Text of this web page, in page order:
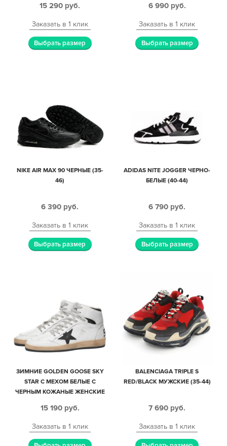
15 290 руб.
Заказать в 1 клик
Выбрать размер
6 990 руб.
Заказать в 1 клик
Выбрать размер
NIKE AIR MAX 90 ЧЕРНЫЕ (35-
46)
6 390 руб.
Заказать в 1 клик
Выбрать размер
ADIDAS NITE JOGGER ЧЕРНО-
БЕЛЫЕ (40-44)
6 790 руб.
Заказать в 1 клик
Выбрать размер
ЗИМНИЕ GOLDEN GOOSE SKY
STAR С МЕХОМ БЕЛЫЕ С
ЧЕРНЫМ КОЖАНЫЕ ЖЕНСКИЕ
15 190 руб.
Заказать в 1 клик
BALENCIAGA TRIPLE S
RED/BLACK МУЖСКИЕ (35-44)
7 690 руб.
Заказать в 1 клик